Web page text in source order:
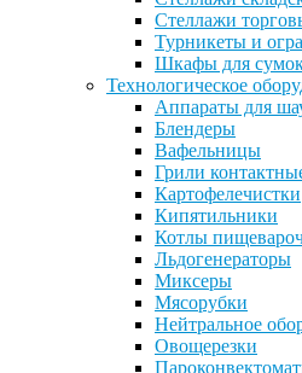
Стеллажи
Турникеты и
Шкафы для
Технологическое
Аппараты для
Блендеры
Вафельницы
Грили
Картофелечистки
Кипятильники
Котлы
Льдогенераторы
Миксеры
Мясорубки
Нейтральное
Овощерезки